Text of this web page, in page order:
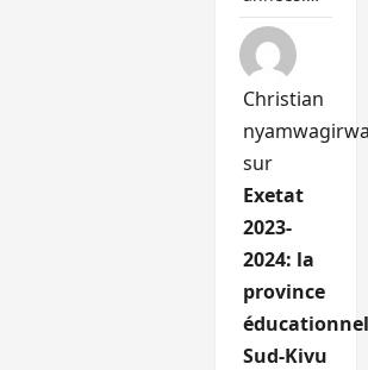
Christian
sur
Exetat
2023-
2024: la
province
Sud-Kivu